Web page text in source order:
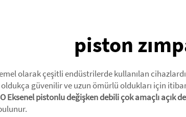
piston
olarak çeşitli endüstrilerde kullanılan
güvenilir ve uzun ömürlü oldukları için
Eksenel pistonlu değişken debili çok amaçlı açık